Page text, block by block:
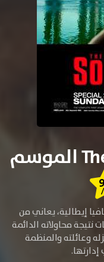
مسلسل The Sopranos الموسم
إيطالية، يعاني من
محاولاته الدائمة
وعائلته والمنظمة
إدارتها.